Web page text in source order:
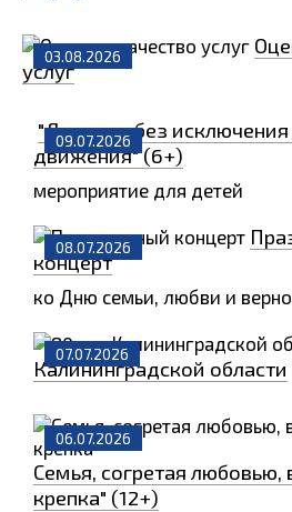
03.08.2026
услуг
09.07.2026
"Для всех без исключения
движения" (6+)
мероприятие для детей
08.07.2026
концерт
ко Дню семьи, любви и
07.07.2026
Калининградской области
06.07.2026
Семья, согретая любовью,
крепка" (12+)